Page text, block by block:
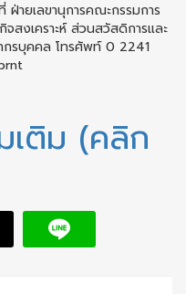
ฝ่ายเลขานุการคณะกรรมการ
สงเคราะห์ ส่วนสวัสดิการและ
รบุคคล โทรศัพท์ 0 2241
เติม (คลิก